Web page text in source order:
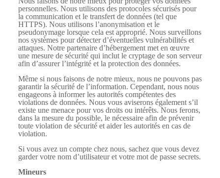
personnelles. Nous utilisons des protocoles sécurisés pour
la communication et le transfert de données (tel que
HTTPS). Nous utilisons l’anonymisation et le
pseudonymage lorsque cela est approprié. Nous surveillons
nos systèmes pour détecter d’éventuelles vulnérabilités et
attaques. Notre partenaire d’hébergement met en œuvre
une mesure de sécurité qui inclut le cryptage de son serveur
afin d’assurer l’intégrité et la protection des données.
Même si nous faisons de notre mieux, nous ne pouvons pas
garantir la sécurité de l’information. Cependant, nous nous
engageons à informer les autorités compétentes des
violations de données. Nous vous aviserons également s’il
existe une menace pour vos droits ou intérêts. Nous ferons,
dans la mesure du possible, le nécessaire afin de prévenir
toute violation de sécurité et aider les autorités en cas de
violation.
Si vous avez un compte chez nous, sachez que vous devez
garder votre nom d’utilisateur et votre mot de passe secrets.
Mineurs